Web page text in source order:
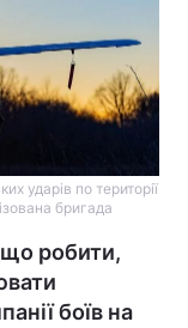
ударів по території
бригада
що робити,
боїв на